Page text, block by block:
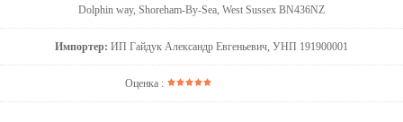
Dolphin way, Shoreham-By-Sea, West Sussex ВN436NZ
Импортер: ИП Гайдук Александр Евгеньевич, УНП 191900001
Оценка :